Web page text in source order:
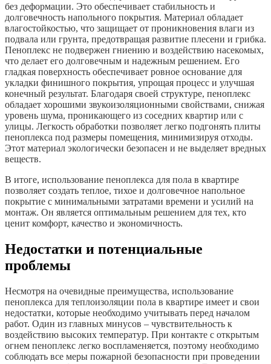
без деформации. Это обеспечивает стабильность и
долговечность напольного покрытия. Материал обладает
влагостойкостью, что защищает от проникновения влаги из
подвала или грунта, предотвращая развитие плесени и грибка.
Пеноплекс не подвержен гниению и воздействию насекомых,
что делает его долговечным и надежным решением. Его
гладкая поверхность обеспечивает ровное основание для
укладки финишного покрытия, упрощая процесс и улучшая
конечный результат. Благодаря своей структуре, пеноплекс
обладает хорошими звукоизоляционными свойствами, снижая
уровень шума, проникающего из соседних квартир или с
улицы. Легкость обработки позволяет легко подгонять плиты
пеноплекса под размеры помещения, минимизируя отходы.
Этот материал экологически безопасен и не выделяет вредных
веществ.
В итоге, использование пеноплекса для пола в квартире
позволяет создать теплое, тихое и долговечное напольное
покрытие с минимальными затратами времени и усилий на
монтаж. Он является оптимальным решением для тех, кто
ценит комфорт, качество и экономичность.
Недостатки и потенциальные
проблемы
Несмотря на очевидные преимущества, использование
пеноплекса для теплоизоляции пола в квартире имеет и свои
недостатки, которые необходимо учитывать перед началом
работ. Один из главных минусов – чувствительность к
воздействию высоких температур. При контакте с открытым
огнем пеноплекс легко воспламеняется, поэтому необходимо
соблюдать все меры пожарной безопасности при проведении